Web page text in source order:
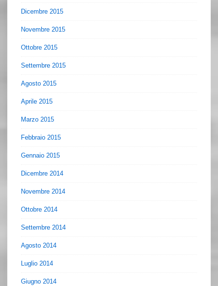
Dicembre 2015
Novembre 2015
Ottobre 2015
Settembre 2015
Agosto 2015
Aprile 2015
Marzo 2015
Febbraio 2015
Gennaio 2015
Dicembre 2014
Novembre 2014
Ottobre 2014
Settembre 2014
Agosto 2014
Luglio 2014
Giugno 2014